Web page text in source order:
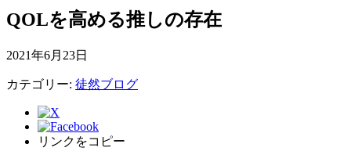
QOLを高める推しの存在
2021年6月23日
カテゴリー: 徒然ブログ
リンクをコピー